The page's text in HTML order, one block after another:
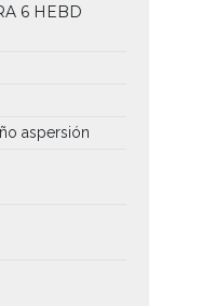
6 HEBD
aspersión